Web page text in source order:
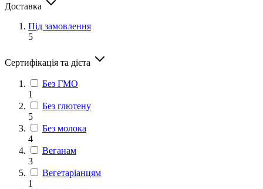
Доставка
Під замовлення
5
Сертифікація та дієта
Без ГМО
1
Без глютену
5
Без молока
4
Веганам
3
Вегетаріанцям
1